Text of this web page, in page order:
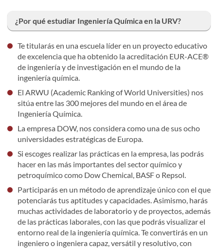
¿Por qué estudiar Ingeniería Química en la URV?
Te titularás en una escuela líder en un proyecto educativo
de excelencia que ha obtenido la acreditación EUR-ACE®
de ingeniería y de investigación en el mundo de la
ingeniería química.
El ARWU (Academic Ranking of World Universities) nos
sitúa entre las 300 mejores del mundo en el área de
Ingeniería Química.
La empresa DOW, nos considera como una de sus ocho
universidades estratégicas de Europa.
Si escoges realizar las prácticas en la empresa, las podrás
hacer en las más importantes del sector químico y
petroquímico como Dow Chemical, BASF o Repsol.
Participarás en un método de aprendizaje único con el que
potenciarás tus aptitudes y capacidades. Asimismo, harás
muchas actividades de laboratorio y de proyectos, además
de las prácticas laborales, con las que podrás visualizar el
entorno real de la ingeniería química. Te convertirás en un
ingeniero o ingeniera capaz, versátil y resolutivo, con